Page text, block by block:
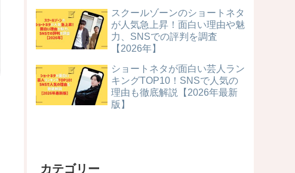
スクールゾーンのショートネタ
が人気急上昇！面白い理由や魅
力、SNSでの評判を調査
【2026年】
ショートネタが面白い芸人ラン
キングTOP10！SNSで人気の
理由も徹底解説【2026年最新
版】
カテゴリー